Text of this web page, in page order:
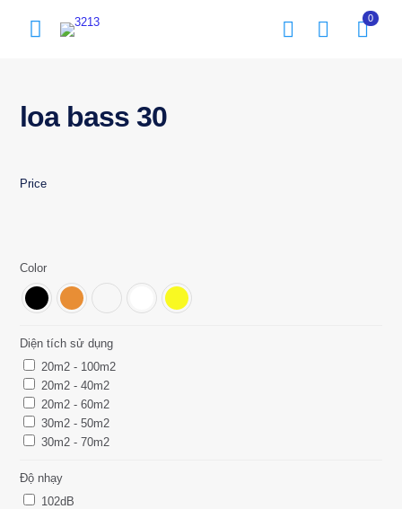
0
loa bass 30
Price
Color
Diện tích sử dụng
20m2 - 100m2
20m2 - 40m2
20m2 - 60m2
30m2 - 50m2
30m2 - 70m2
Độ nhạy
102dB